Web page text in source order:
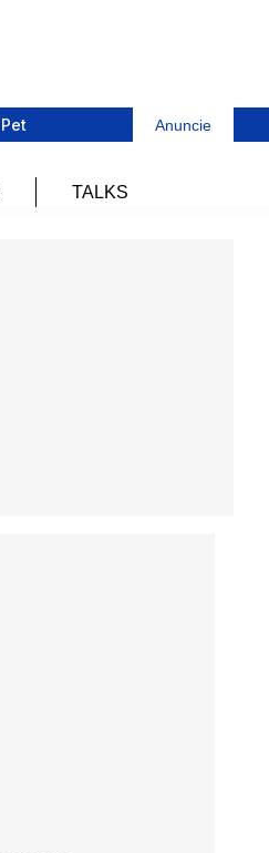
Pet Anuncie
TALKS